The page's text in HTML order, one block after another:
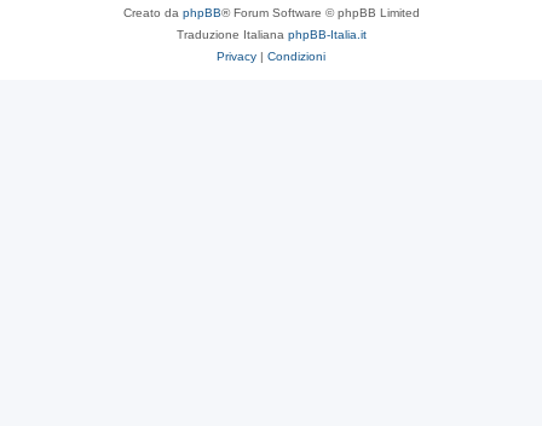
Creato da phpBB® Forum Software © phpBB Limited
Traduzione Italiana phpBB-Italia.it
Privacy | Condizioni